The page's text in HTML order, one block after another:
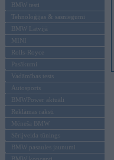
BMW testi
Tehnoloģijas & sasniegumi
BMW Latvijā
MINI
Rolls-Royce
Pasākumi
Vadāmības tests
Autosports
BMWPower aktuāli
Reklāmas raksti
Mēneša BMW
Sērijveida tūnings
BMW pasaules jaunumi